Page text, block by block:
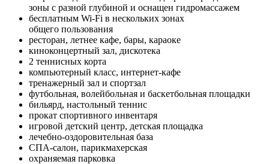
зоны с разной глубиной и оснащен гидромассажем
бесплатным Wi-Fi в нескольких зонах
общего пользования
ресторан, летнее кафе, бары, караоке
киноконцертный зал, дискотека
2 теннисных корта
компьютерный класс, интернет-кафе
тренажерный зал и спортзал
футбольная, волейбольная и баскетбольная площадки
бильярд, настольный теннис
прокат спортивного инвентаря
игровой детский центр, детская площадка
лечебно-оздоровительная база
СПА-салон, парикмахерская
охраняемая парковка